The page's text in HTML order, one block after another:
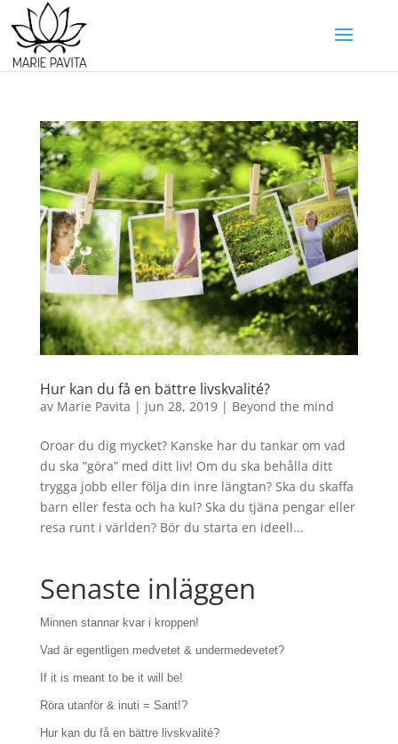
Hur kan du få en bättre livskvalité?
av Marie Pavita | jun 28, 2019| Beyond the mind
Oroar du dig mycket? Kanske har du tankar om vad
du ska ”göra” med ditt liv! Om du ska behålla ditt
trygga jobb eller följa din inre längtan? Ska du skaffa
barn eller festa och ha kul? Ska du tjäna pengar eller
resa runt i världen? Bör du starta en ideell...
Senaste inläggen
Minnen stannar kvar i kroppen!
Vad är egentligen medvetet & undermedevetet?
If it is meant to be it will be!
Röra utanför & inuti = Sant!?
Hur kan du få en bättre livskvalité?